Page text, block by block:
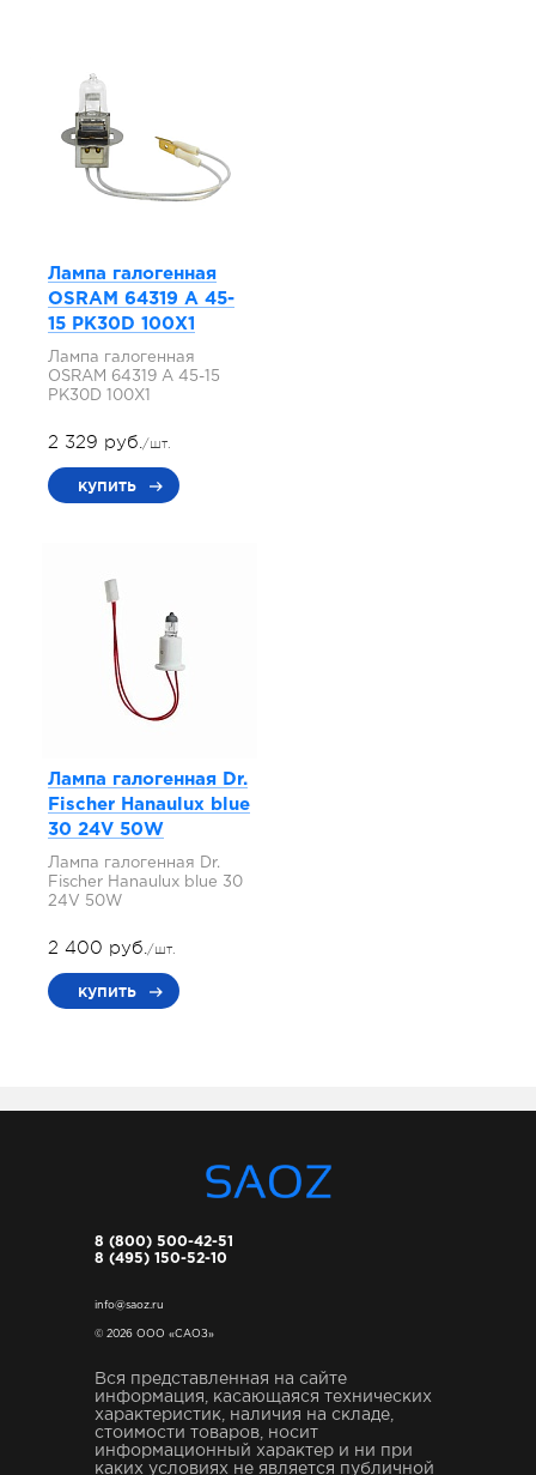
Лампа галогенная
OSRAM 64319 A 45-
15 PK30D 100X1
Лампа галогенная
OSRAM 64319 A 45-15
PK30D 100X1
2 329 руб./шт.
купить
Лампа галогенная Dr.
Fischer Hanaulux blue
30 24V 50W
Лампа галогенная Dr.
Fischer Hanaulux blue 30
24V 50W
2 400 руб./шт.
купить
8 (800) 500-42-51
8 (495) 150-52-10
info@saoz.ru
© 2026 ООО «САОЗ»
Вся представленная на сайте
информация, касающаяся технических
характеристик, наличия на складе,
стоимости товаров, носит
информационный характер и ни при
каких условиях не является публичной